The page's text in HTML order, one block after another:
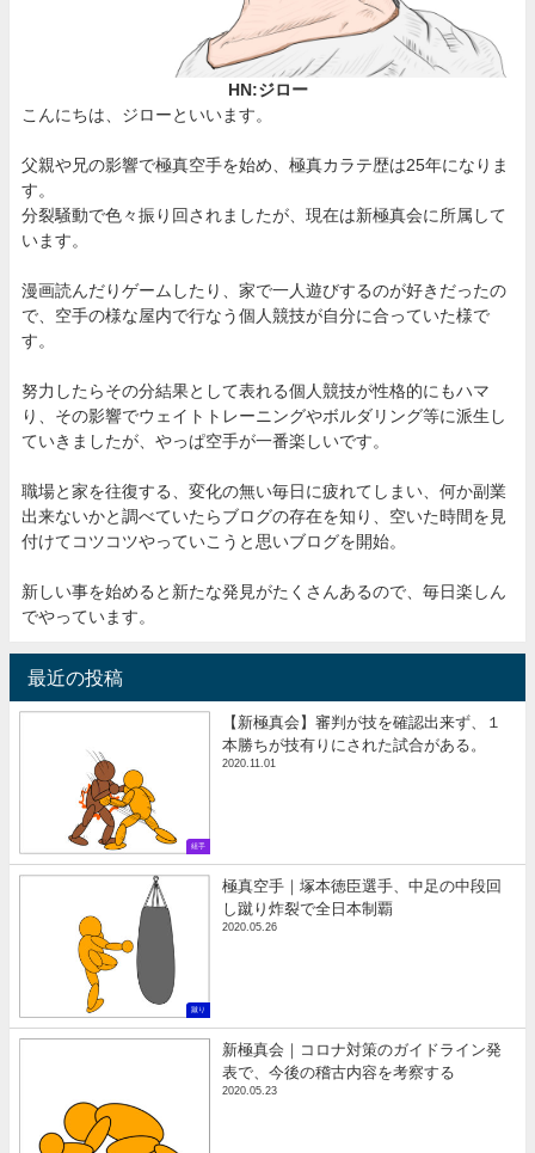
HN:ジロー
こんにちは、ジローといいます。
父親や兄の影響で極真空手を始め、極真カラテ歴は25年になりま
す。
分裂騒動で色々振り回されましたが、現在は新極真会に所属して
います。
漫画読んだりゲームしたり、家で一人遊びするのが好きだったの
で、空手の様な屋内で行なう個人競技が自分に合っていた様で
す。
努力したらその分結果として表れる個人競技が性格的にもハマ
り、その影響でウェイトトレーニングやボルダリング等に派生し
ていきましたが、やっぱ空手が一番楽しいです。
職場と家を往復する、変化の無い毎日に疲れてしまい、何か副業
出来ないかと調べていたらブログの存在を知り、空いた時間を見
付けてコツコツやっていこうと思いブログを開始。
新しい事を始めると新たな発見がたくさんあるので、毎日楽しん
でやっています。
最近の投稿
組手
【新極真会】審判が技を確認出来ず、１
本勝ちが技有りにされた試合がある。
2020.11.01
蹴り
極真空手｜塚本徳臣選手、中足の中段回
し蹴り炸裂で全日本制覇
2020.05.26
新極真会｜コロナ対策のガイドライン発
表で、今後の稽古内容を考察する
2020.05.23